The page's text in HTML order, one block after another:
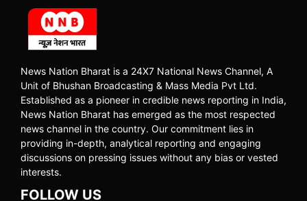
News Nation Bharat is a 24X7 National News Channel, A
Unit of Bhushan Broadcasting & Mass Media Pvt Ltd.
Established as a pioneer in credible news reporting in India,
News Nation Bharat has emerged as the most respected
news channel in the country. Our commitment lies in
providing in-depth, analytical reporting and engaging
discussions on pressing issues without any bias or vested
interests.
FOLLOW US